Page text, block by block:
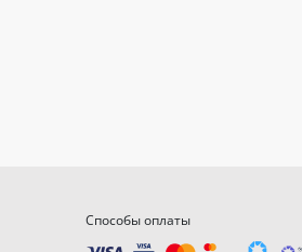
Способы оплаты